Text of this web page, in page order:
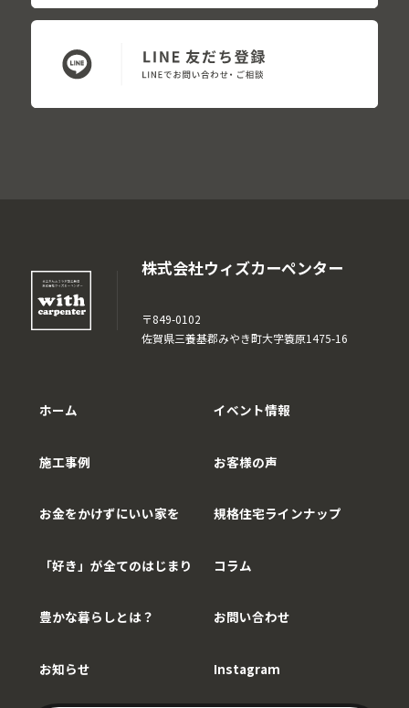
株式会社ウィズカーペンター
〒849-0102
佐賀県三養基郡みやき町大字簑原1475-16
ホーム
施工事例
お金をかけずにいい家を
「好き」が全てのはじまり
豊かな暮らしとは？
お知らせ
イベント情報
お客様の声
規格住宅ラインナップ
コラム
お問い合わせ
Instagram